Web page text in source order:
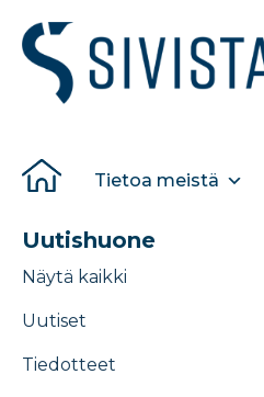
Tietoa meistä
Uutishuone
Näytä kaikki
Uutiset
Tiedotteet